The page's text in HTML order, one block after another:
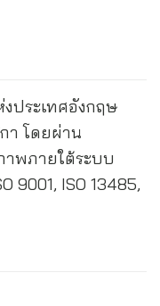
ประเทศอังกฤษ
า โดยผ่าน
พภายใต้ระบบ
9001, ISO 13485,